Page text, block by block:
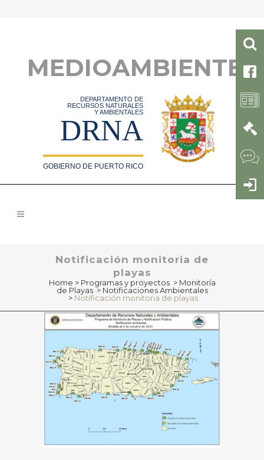
MEDIOAMBIENTE
DEPARTAMENTO DE
RECURSOS NATURALES
Y AMBIENTALES
DRNA
GOBIERNO DE PUERTO RICO
Notificación monitoria de
playas
Home > Programas y proyectos > Monitoría
de Playas > Notificaciones Ambientales
> Notificación monitoria de playas